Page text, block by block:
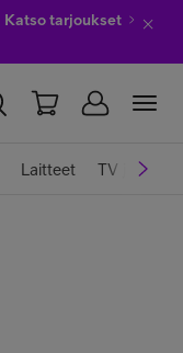
Katso tarjoukset
Laitteet TV ja viihde